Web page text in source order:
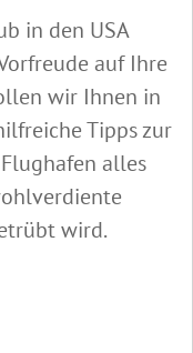
in den USA
auf Ihre
wir Ihnen in
Tipps zur
alles
wird.